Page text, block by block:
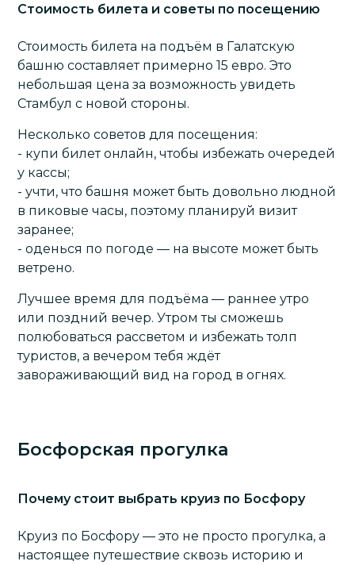
Стоимость билета и советы по посещению
Стоимость билета на подъём в Галатскую
башню составляет примерно 15 евро. Это
небольшая цена за возможность увидеть
Стамбул с новой стороны.
Несколько советов для посещения:
- купи билет онлайн, чтобы избежать очередей
у кассы;
- учти, что башня может быть довольно людной
в пиковые часы, поэтому планируй визит
заранее;
- оденься по погоде — на высоте может быть
ветрено.
Лучшее время для подъёма — раннее утро
или поздний вечер. Утром ты сможешь
полюбоваться рассветом и избежать толп
туристов, а вечером тебя ждёт
завораживающий вид на город в огнях.
Босфорская прогулка
Почему стоит выбрать круиз по Босфору
Круиз по Босфору — это не просто прогулка, а
настоящее путешествие сквозь историю и